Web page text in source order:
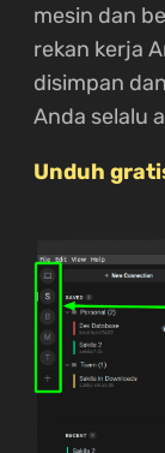
mesin dan
rekan kerja
disimpan
Anda selalu
Unduh